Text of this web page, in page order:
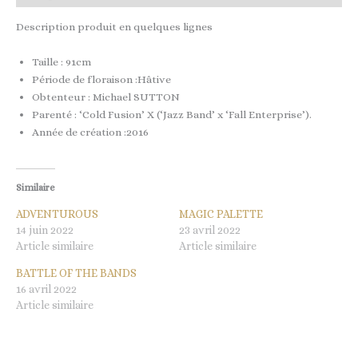
Description produit en quelques lignes
Taille : 91cm
Période de floraison :Hâtive
Obtenteur : Michael SUTTON
Parenté : ‘Cold Fusion’ X (‘Jazz Band’ x ‘Fall Enterprise’).
Année de création :2016
Similaire
ADVENTUROUS
14 juin 2022
Article similaire
MAGIC PALETTE
23 avril 2022
Article similaire
BATTLE OF THE BANDS
16 avril 2022
Article similaire